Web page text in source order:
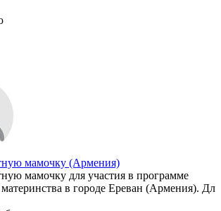
мамочку (Армения)
мамочку для участия в программе
материнства в городе Ереван (Армения). Дл